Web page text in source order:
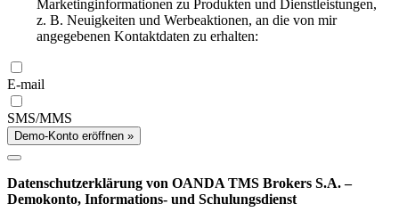
Marketinginformationen zu Produkten und Dienstleistungen,
z. B. Neuigkeiten und Werbeaktionen, an die von mir
angegebenen Kontaktdaten zu erhalten:
E-mail
SMS/MMS
Demo-Konto eröffnen »
Datenschutzerklärung von OANDA TMS Brokers S.A. –
Demokonto, Informations- und Schulungsdienst